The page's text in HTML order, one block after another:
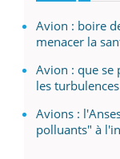
Avion : boire
menacer la
Avion : que se
les turbulences
Avions :
polluants" à